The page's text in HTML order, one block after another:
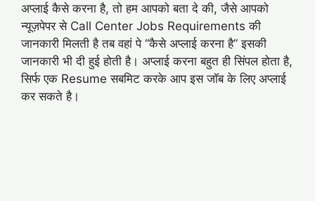
अप्लाई कैसे करना है, तो हम आपको बता दे की, जैसे आपको
न्यूज़पेपर से Call Center Jobs Requirements की
जानकारी मिलती है तब वहां पे “कैसे अप्लाई करना है” इसकी
जानकारी भी दी हुई होती है। अप्लाई करना बहुत ही सिंपल होता है,
सिर्फ एक Resume सबमिट करके आप इस जॉब के लिए अप्लाई
कर सकते है।